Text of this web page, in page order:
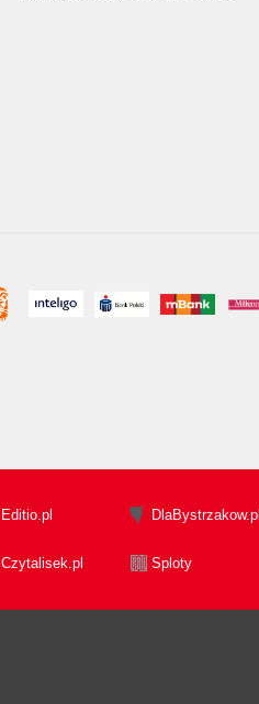
Editio.pl DlaBystrzakow.pl
Czytalisek.pl Sploty